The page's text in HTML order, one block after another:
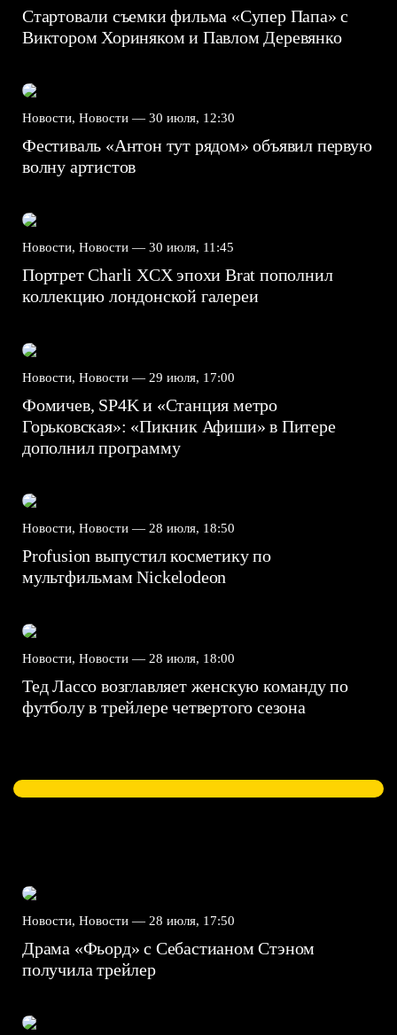
Стартовали съемки фильма «Супер Папа» с
Виктором Хориняком и Павлом Деревянко
Новости, Новости — 30 июля, 12:30
Фестиваль «Антон тут рядом» объявил первую
волну артистов
Новости, Новости — 30 июля, 11:45
Портрет Charli XCX эпохи Brat пополнил
коллекцию лондонской галереи
Новости, Новости — 29 июля, 17:00
Фомичев, SP4K и «Станция метро
Горьковская»: «Пикник Афиши» в Питере
дополнил программу
Новости, Новости — 28 июля, 18:50
Profusion выпустил косметику по
мультфильмам Nickelodeon
Новости, Новости — 28 июля, 18:00
Тед Лассо возглавляет женскую команду по
футболу в трейлере четвертого сезона
Новости, Новости — 28 июля, 17:50
Драма «Фьорд» с Себастианом Стэном
получила трейлер